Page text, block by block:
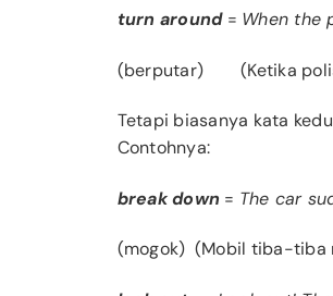
turn around = When the
(berputar) (Ketika polisi
Tetapi biasanya kata
Contohnya:
break down = The car
(mogok) (Mobil tiba-tiba